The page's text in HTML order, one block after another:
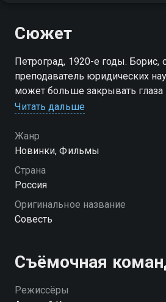
Сюжет
Петроград, 1920-е годы. Борис,
преподаватель юридических
может больше закрывать
беззаконие. После трагической
ответственности. Однако его
расследование ставит его
дилеммой, которая заставляет
принципах и методах. «Совесть»
Читать дальше
Жанр
Новинки, Фильмы
Страна
Россия
Оригинальное название
Совесть
Съёмочная
Режиссёры